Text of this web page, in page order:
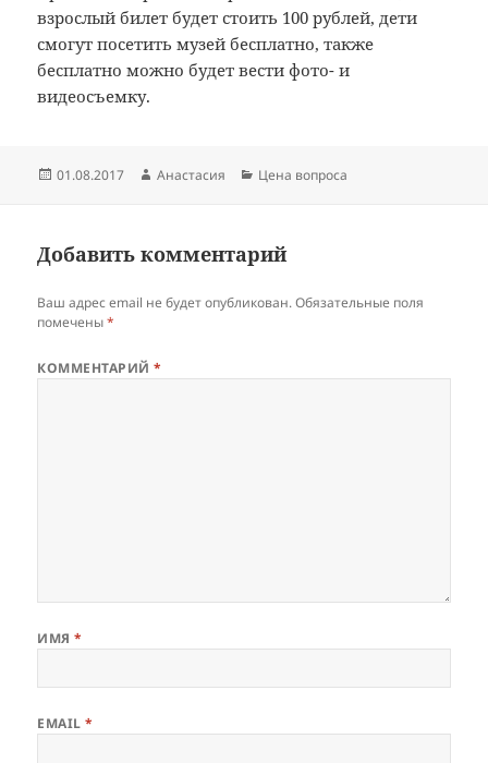
взрослый билет будет стоить 100 рублей, дети
смогут посетить музей бесплатно, также
бесплатно можно будет вести фото- и
видеосъемку.
Опубликовано
01.08.2017 Автор
Анастасия Рубрики
Цена вопроса
Добавить комментарий
Ваш адрес email не будет опубликован. Обязательные поля
помечены*
КОММЕНТАРИЙ*
ИМЯ*
EMAIL*